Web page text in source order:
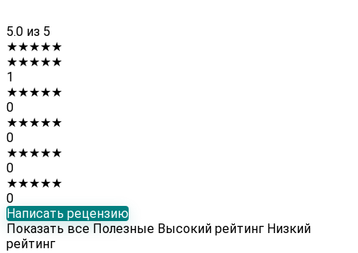
5.0 из 5
★★★★★
★★★★★
1
★★★★★
0
★★★★★
0
★★★★★
0
★★★★★
0
Написать рецензию
Показать все Полезные Высокий рейтинг Низкий
рейтинг